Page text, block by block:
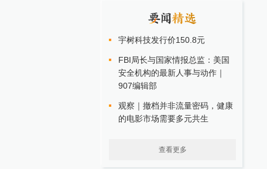
宇树科技发行价150.8元
FBI局长与国家情报总监：美国
安全机构的最新人事与动作｜
907编辑部
观察｜撤档并非流量密码，健康
的电影市场需要多元共生
查看更多